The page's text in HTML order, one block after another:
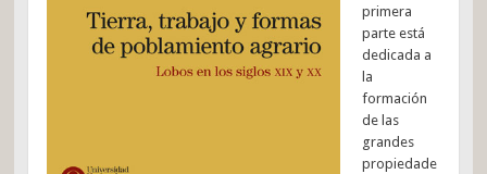
primera
parte está
dedicada a
la
formación
de las
grandes
propiedade